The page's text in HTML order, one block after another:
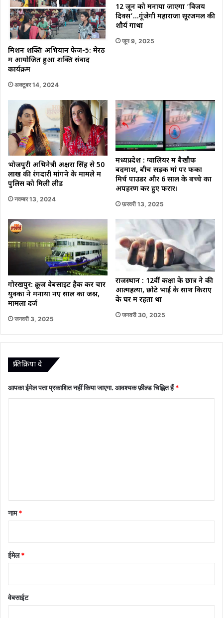
मिशन शक्ति अभियान फेज-5: मेरठ
में आयोजित हुआ शक्ति संवाद
कार्यक्रम
अक्टूबर 14, 2024
12 जून को मनाया जाएगा ‘विजय
दिवस’…गूंजेगी महाराजा सूरजमल की
शौर्य गाथा
जून 9, 2025
भोजपुरी अभिनेत्री अक्षरा सिंह से 50
लाख की रंगदारी मांगने के मामले में
पुलिस को मिली लीड
नवम्बर 13, 2024
मध्यप्रदेश : ग्वालियर में बैखौफ
बदमाश, बीच सड़क मां पर फेंका
मिर्च पाउडर और 6 साल के बच्चे का
अपहरण कर हुए फरार।
फ़रवरी 13, 2025
गोरखपुर: क्रूज वेबसाइट हैक कर चार
युवकों ने मनाया नए साल का जश्न,
मामला दर्ज
जनवरी 3, 2025
राजस्थान : 12वीं कक्षा के छात्र ने की
आत्महत्या, छोटे भाई के साथ किराए
के घर में रहता था
जनवरी 30, 2025
प्रातिक्रिया दे
आपका ईमेल पता प्रकाशित नहीं किया जाएगा. आवश्यक फ़ील्ड चिह्नित हैं*
नाम*
ईमेल*
वेबसाईट